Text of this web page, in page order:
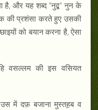
है, और यह शब्द "नुद्ब" नुन के
की प्रशंसा करते हुए उसकी
को बयान करना है, ऐसा
वसल्लम की इस वसियत
में दफ़ बजाना मुस्तह़ब व